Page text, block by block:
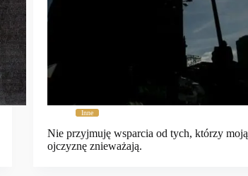
Inne
Nie przyjmuję wsparcia od tych, którzy moją
ojczyznę znieważają.